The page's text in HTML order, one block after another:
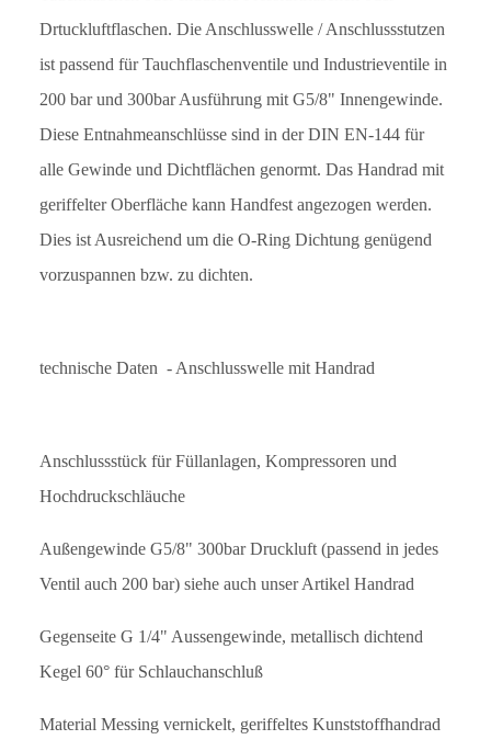
Drtuckluftflaschen. Die Anschlusswelle / Anschlussstutzen
ist passend für Tauchflaschenventile und Industrieventile in
200 bar und 300bar Ausführung mit G5/8" Innengewinde.
Diese Entnahmeanschlüsse sind in der DIN EN-144 für
alle Gewinde und Dichtflächen genormt. Das Handrad mit
geriffelter Oberfläche kann Handfest angezogen werden.
Dies ist Ausreichend um die O-Ring Dichtung genügend
vorzuspannen bzw. zu dichten.
technische Daten - Anschlusswelle mit Handrad
Anschlussstück für Füllanlagen, Kompressoren und
Hochdruckschläuche
Außengewinde G5/8" 300bar Druckluft (passend in jedes
Ventil auch 200 bar) siehe auch unser Artikel Handrad
Gegenseite G 1/4" Aussengewinde, metallisch dichtend
Kegel 60° für Schlauchanschluß
Material Messing vernickelt, geriffeltes Kunststoffhandrad